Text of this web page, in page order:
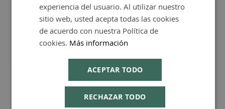
MCA Productos Naturales es una empresa
41,94 €
ENGLISH
experiencia del usuario. Al utilizar nuestro
sitio web, usted acepta todas las cookies
de acuerdo con nuestra Política de
cookies. Más información
ACEPTAR TODO
RECHAZAR TODO